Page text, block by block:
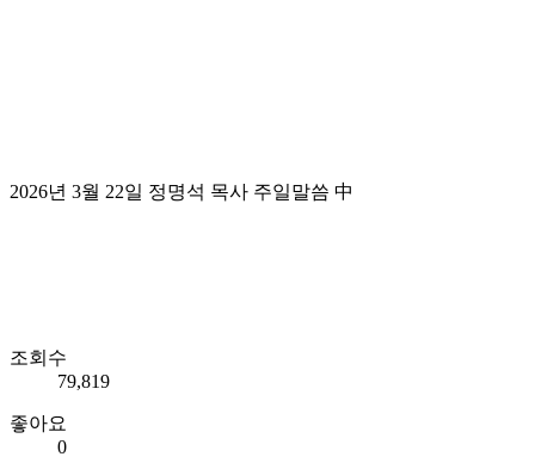
2026년 3월 22일 정명석 목사 주일말씀 中
조회수
79,819
좋아요
0